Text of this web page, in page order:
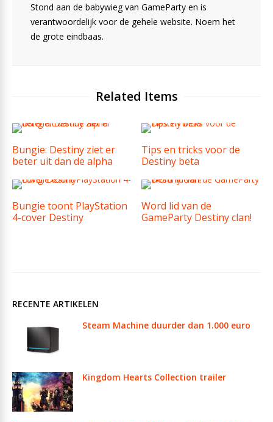
Stond aan de babywieg van GameParty en is
verantwoordelijk voor de gehele website. Noem het
de grote eindbaas.
Related Items
Bungie: Destiny ziet er
beter uit dan de alpha
Tips en tricks voor de
Destiny beta
Bungie toont PlayStation
4-cover Destiny
Word lid van de
GameParty Destiny clan!
RECENTE ARTIKELEN
Steam Machine duurder dan 1.000 euro
Kingdom Hearts Collection trailer